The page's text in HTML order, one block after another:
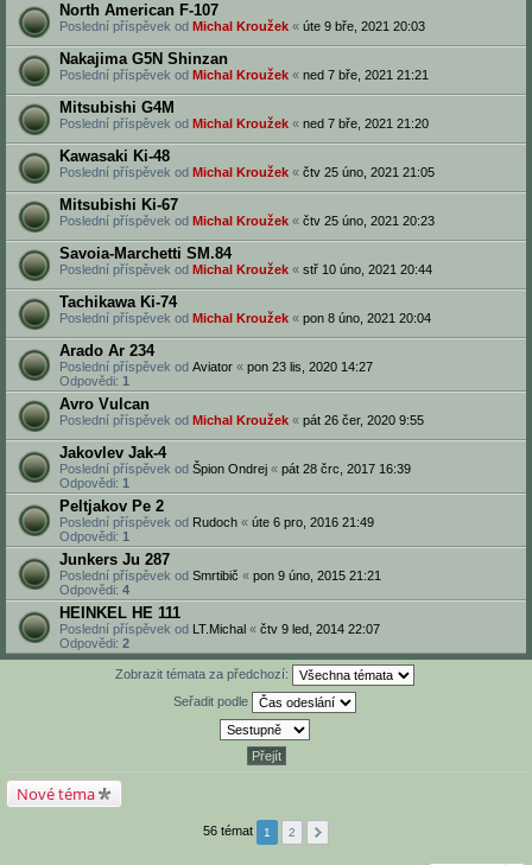
North American F-107
Poslední příspěvek od Michal Kroužek « úte 9 bře, 2021 20:03
Nakajima G5N Shinzan
Poslední příspěvek od Michal Kroužek « ned 7 bře, 2021 21:21
Mitsubishi G4M
Poslední příspěvek od Michal Kroužek « ned 7 bře, 2021 21:20
Kawasaki Ki-48
Poslední příspěvek od Michal Kroužek « čtv 25 úno, 2021 21:05
Mitsubishi Ki-67
Poslední příspěvek od Michal Kroužek « čtv 25 úno, 2021 20:23
Savoia-Marchetti SM.84
Poslední příspěvek od Michal Kroužek « stř 10 úno, 2021 20:44
Tachikawa Ki-74
Poslední příspěvek od Michal Kroužek « pon 8 úno, 2021 20:04
Arado Ar 234
Poslední příspěvek od Aviator « pon 23 lis, 2020 14:27
Odpovědi: 1
Avro Vulcan
Poslední příspěvek od Michal Kroužek « pát 26 čer, 2020 9:55
Jakovlev Jak-4
Poslední příspěvek od Špion Ondrej « pát 28 črc, 2017 16:39
Odpovědi: 1
Peltjakov Pe 2
Poslední příspěvek od Rudoch « úte 6 pro, 2016 21:49
Odpovědi: 1
Junkers Ju 287
Poslední příspěvek od Smrtibič « pon 9 úno, 2015 21:21
Odpovědi: 4
HEINKEL HE 111
Poslední příspěvek od LT.Michal « čtv 9 led, 2014 22:07
Odpovědi: 2
Zobrazit témata za předchozí:
Seřadit podle
Nové téma
56 témat 1 2